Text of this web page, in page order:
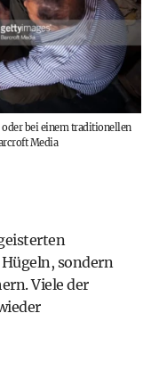
oder bei einem traditionellen
Media
sondern
Viele der